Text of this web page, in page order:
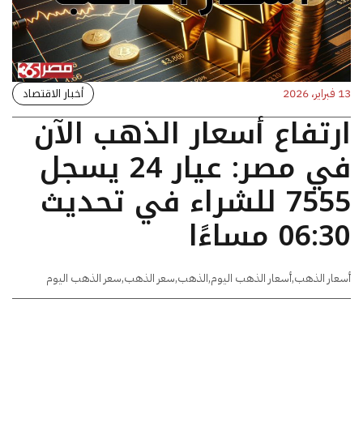
13 فبراير، 2026 أخبار الاقتصاد
ارتفاع أسعار الذهب الآن
في مصر: عيار 24 يسجل
7555 للشراء في تحديث
06:30 مساءًا
أسعار الذهب,أسعار الذهب اليوم,الذهب,سعر الذهب,سعر الذهب اليوم